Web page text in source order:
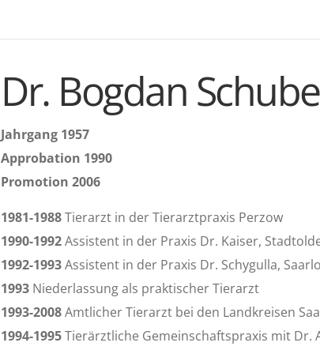
Dr. Bogdan
Jahrgang 1957
Approbation 1990
Promotion 2006
1981-1988Tierarzt in der Tierarztpraxis Perzow
1990-1992Assistent in der Praxis Dr. Kaiser,
1992-1993Assistent in der Praxis Dr. Schygulla,
1993 Niederlassung als praktischer Tierarzt
1993-2008Amtlicher Tierarzt bei den Landkreisen
1994-1995Tierärztliche Gemeinschaftspraxis mit Dr.